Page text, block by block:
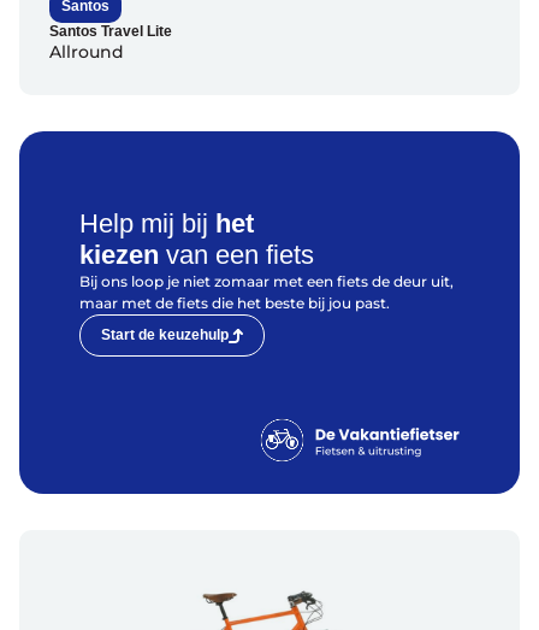
Santos
Santos Travel Lite
Allround
Help mij bij het
kiezen van een fiets
Bij ons loop je niet zomaar met een fiets de deur uit,
maar met de fiets die het beste bij jou past.
Start de keuzehulp